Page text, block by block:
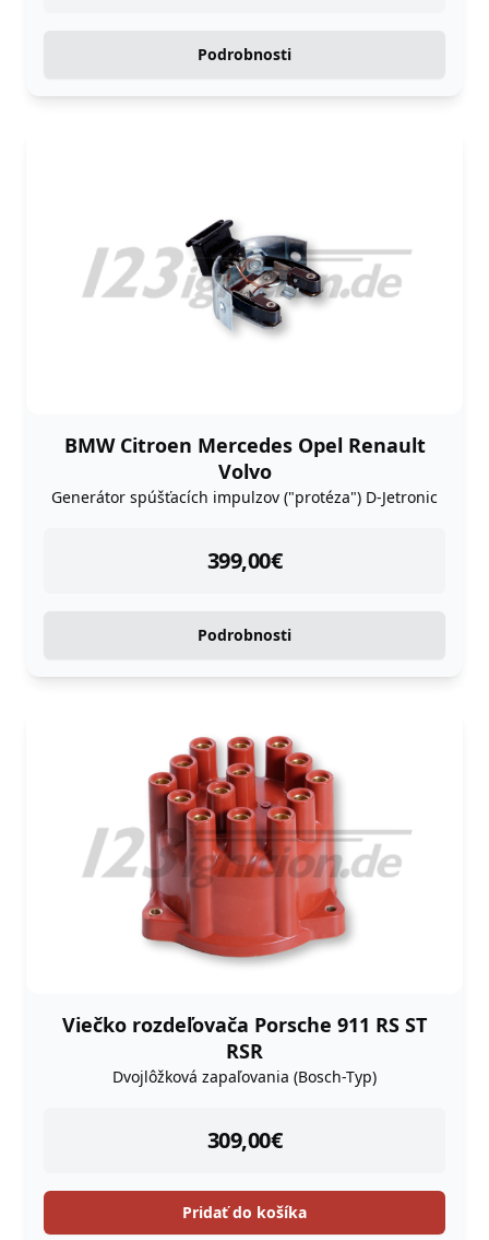
Podrobnosti
BMW Citroen Mercedes Opel Renault
Volvo
Generátor spúšťacích impulzov ("protéza") D-Jetronic
399,00€
instock
Podrobnosti
Viečko rozdeľovača Porsche 911 RS ST
RSR
Dvojlôžková zapaľovania (Bosch-Typ)
309,00€
instock
Pridať do košíka